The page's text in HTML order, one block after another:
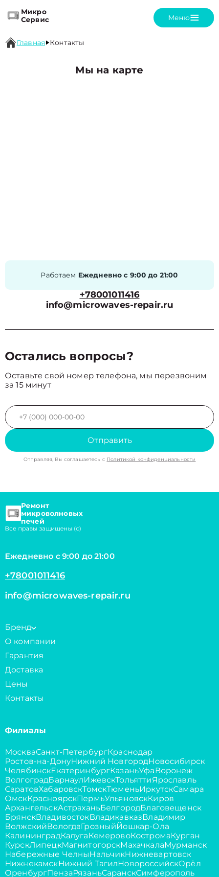
Микро
Сервис
Меню
Главная Контакты
Мы на карте
Работаем Ежедневно с 9:00 до 21:00
+78001011416
info@microwaves-repair.ru
Остались вопросы?
Оставьте свой номер телефона, мы перезвоним
за 15 минут
Отправить
Отправляя, Вы соглашаетесь с Политикой конфиденциальности
Ремонт
микроволновых
печей
Все правы защищены (с)
Ежедневно с 9:00 до 21:00
+78001011416
info@microwaves-repair.ru
Бренд
О компании
Гарантия
Доставка
Цены
Контакты
Филиалы
МоскваСанкт-ПетербургКраснодар
Ростов-на-ДонуНижний НовгородНовосибирск
ЧелябинскЕкатеринбургКазаньУфаВоронеж
ВолгоградБарнаулИжевскТольяттиЯрославль
СаратовХабаровскТомскТюменьИркутскСамара
ОмскКрасноярскПермьУльяновскКиров
АрхангельскАстраханьБелгородБлаговещенск
БрянскВладивостокВладикавказВладимир
ВолжскийВологдаГрозныйЙошкар-Ола
КалининградКалугаКемеровоКостромаКурган
КурскЛипецкМагнитогорскМахачкалаМурманск
Набережные ЧелныНальчикНижневартовск
НижнекамскНижний ТагилНовороссийскОрёл
ОренбургПензаРязаньСаранскСимферополь